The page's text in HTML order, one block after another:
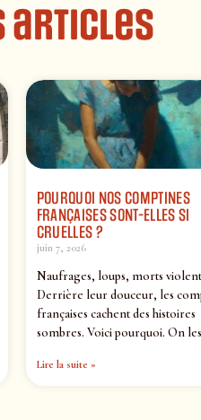
articles
POURQUOI NOS COMPTINES
FRANÇAISES SONT-ELLES SI
CRUELLES ?
juin 7, 2026
Naufrages, loups, morts
Derrière leur douceur, les
françaises cachent des histoires
sombres. Voici pourquoi. On les
Lire la suite »